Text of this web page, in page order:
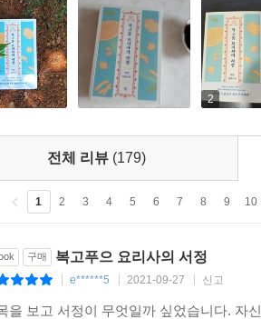
하나의 경지에 오르지 못하더라도, 때
하고. 일견 낡고 촌스럽게 여겨질지라
서정이라면.
2
전체 리뷰 (179)
1 2 3 4 5 6 7 8 9 10
구매 복고푸으 요리사의 서정
e******5 2021-09-27 신고
을 보고 서정이 무엇일까 싶었습니다. 자